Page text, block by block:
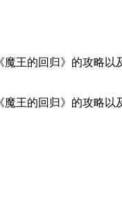
魔王的回归》的攻
王的回归》的攻略以